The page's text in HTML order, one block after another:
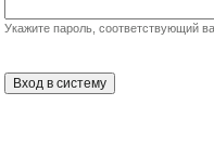
Укажите пароль, соответствующий